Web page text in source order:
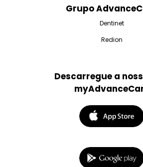
Grupo
Dentinet
Redion
Descarregue a